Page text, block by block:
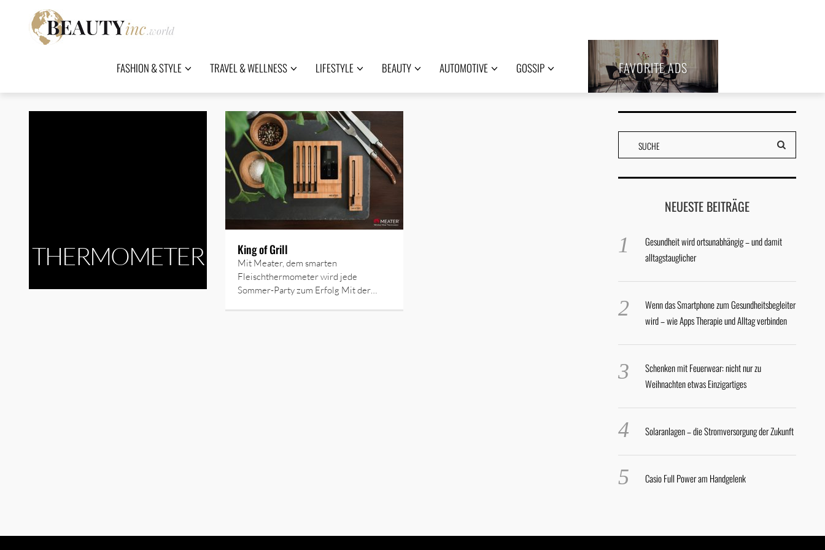
FASHION & STYLE TRAVEL & WELLNESS LIFESTYLE BEAUTY AUTOMOTIVE GOSSIP FAVORITE ADS
THERMOMETER King of Grill
Mit Meater, dem smarten
Fleischthermometer wird jede
Sommer-Party zum Erfolg Mit der…
NEUESTE BEITRÄGE
Gesundheit wird ortsunabhängig – und damit
alltagstauglicher
Wenn das Smartphone zum Gesundheitsbegleiter
wird – wie Apps Therapie und Alltag verbinden
Schenken mit Feuerwear: nicht nur zu
Weihnachten etwas Einzigartiges
Solaranlagen – die Stromversorgung der Zukunft
Casio Full Power am Handgelenk